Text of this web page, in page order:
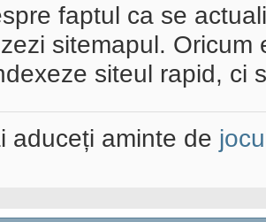
faptul ca se
sitemapul.
siteul rapid, ci
aduceți aminte de